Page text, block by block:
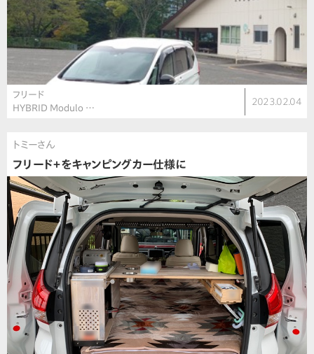
フリード
HYBRID Modulo …
2023.02.04
トミーさん
フリード＋をキャンピングカー仕様に